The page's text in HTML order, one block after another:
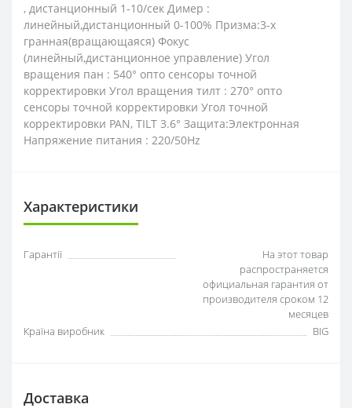
, дистанционный 1-10/сек Димер :
линейный,дистанционный 0-100% Призма:3-х
гранная(вращающаяся) Фокус
(линейный,дистанционное управление) Угол
вращения пан : 540° опто сенсоры точной
корректировки Угол вращения тилт : 270° опто
сенсоры точной корректировки Угол точной
корректировки PAN, TILT 3.6° Защита:Электронная
Напряжение питания : 220/50Hz
Характеристики
Гарантії
На этот товар
распространяется
официальная гарантия от
производителя сроком 12
месяцев
Країна виробник
BIG
Доставка